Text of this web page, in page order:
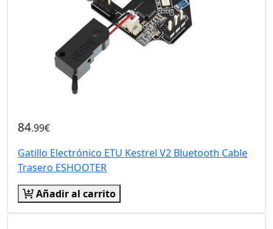
84.99€
Gatillo Electrónico ETU Kestrel V2 Bluetooth Cable
Trasero ESHOOTER
Añadir al carrito